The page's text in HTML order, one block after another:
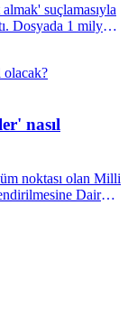
suçlamasıyla
Dosyada 1 milyon
nasıl
noktası olan Milli
Dair